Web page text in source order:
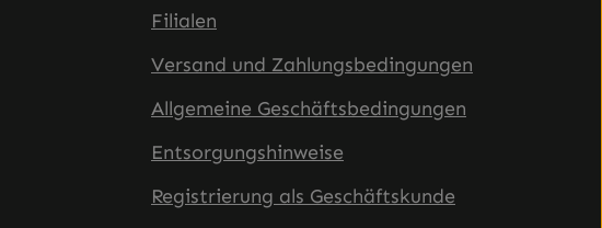
Filialen
Versand und Zahlungsbedingungen
Allgemeine Geschäftsbedingungen
Entsorgungshinweise
Registrierung als Geschäftskunde